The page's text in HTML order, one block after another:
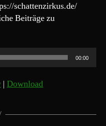
schattenzirkus.de/
Beiträge zu
00:00
| Download